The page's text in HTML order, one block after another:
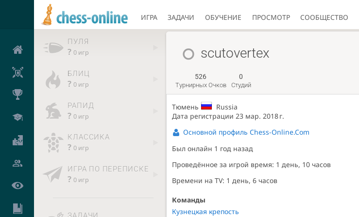
ИГРА ЗАДАЧИ ОБУЧЕНИЕ ПРОСМОТР СООБЩЕСТВО
ПУЛЯ
? 0 игр
БЛИЦ
? 0 игр
РАПИД
? 0 игр
КЛАССИКА
? 0 игр
ИГРА ПО ПЕРЕПИСКЕ
? 0 игр
scutovertex
526
Турнирных Очков
0
Студий
Тюмень
Russia
Дата регистрации 23 мар. 2018 г.
Основной профиль Chess-Online.Com
Был онлайн 1 год назад
Проведённое за игрой время: 1 день, 10 часов
Времени на TV: 1 день, 6 часов
Команды
Кузнецкая крепость